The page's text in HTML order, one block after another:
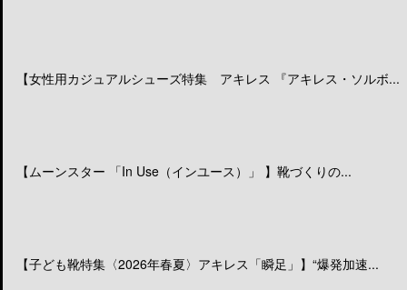
【女性用カジュアルシューズ特集 アキレス 『アキレス・ソルボ...
【ムーンスター 「In Use（インユース）」 】靴づくりの...
【子ども靴特集〈2026年春夏〉アキレス「瞬足」】“爆発加速...